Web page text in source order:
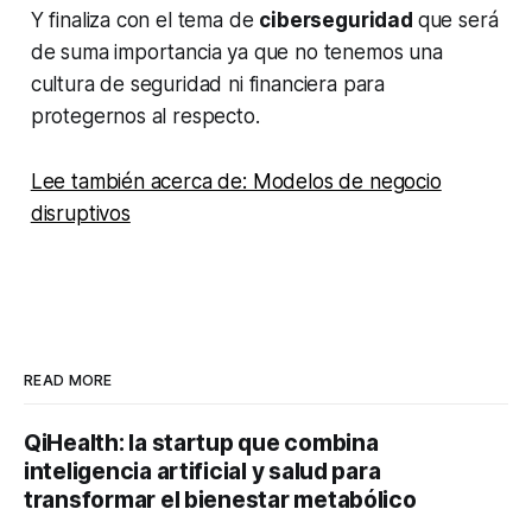
Y finaliza con el tema de ciberseguridad que será
de suma importancia ya que no tenemos una
cultura de seguridad ni financiera para
protegernos al respecto.
Lee también acerca de: Modelos de negocio
disruptivos
READ MORE
QiHealth: la startup que combina
inteligencia artificial y salud para
transformar el bienestar metabólico